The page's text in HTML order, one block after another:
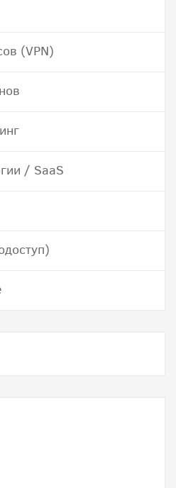
(VPN)
/ SaaS